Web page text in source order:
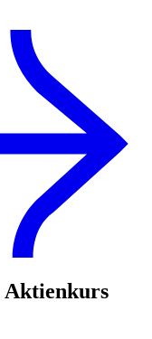
Aktienkurs